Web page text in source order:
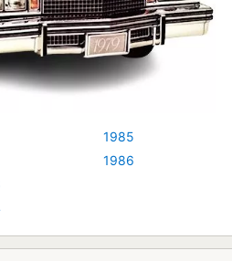
1985
1986